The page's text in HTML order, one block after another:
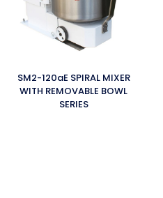
SM2-120aE SPIRAL MIXER
WITH REMOVABLE BOWL
SERIES